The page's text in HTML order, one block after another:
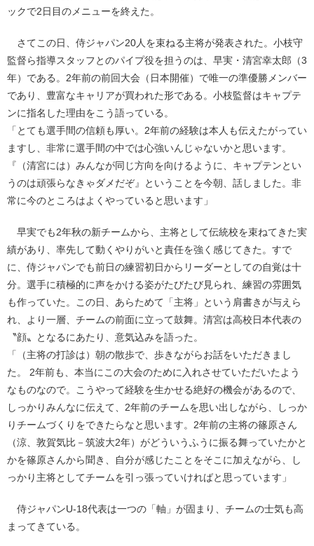
ックで2日目のメニューを終えた。
さてこの日、侍ジャパン20人を束ねる主将が発表された。小枝守
監督ら指導スタッフとのパイプ役を担うのは、早実・清宮幸太郎（3
年）である。2年前の前回大会（日本開催）で唯一の準優勝メンバー
であり、豊富なキャリアが買われた形である。小枝監督はキャプテ
ンに指名した理由をこう語っている。
「とても選手間の信頼も厚い。2年前の経験は本人も伝えたがってい
ますし、非常に選手間の中では心強いんじゃないかと思います。
『（清宮には）みんなが同じ方向を向けるように、キャプテンとい
うのは頑張らなきゃダメだぞ』ということを今朝、話しました。非
常に今のところはよくやっていると思います」
早実でも2年秋の新チームから、主将として伝統校を束ねてきた実
績があり、率先して動くやりがいと責任を強く感じてきた。すで
に、侍ジャパンでも前日の練習初日からリーダーとしての自覚は十
分。選手に積極的に声をかける姿がたびたび見られ、練習の雰囲気
も作っていた。この日、あらためて「主将」という肩書きが与えら
れ、より一層、チームの前面に立って鼓舞。清宮は高校日本代表の
〝顔〟となるにあたり、意気込みを語った。
「（主将の打診は）朝の散歩で、歩きながらお話をいただきまし
た。 2年前も、本当にこの大会のために入れさせていただいたよう
なものなので。こうやって経験を生かせる絶好の機会があるので、
しっかりみんなに伝えて、2年前のチームを思い出しながら、しっか
りチームづくりをできたらなと思います。2年前の主将の篠原さん
（涼、敦賀気比－筑波大2年）がどういうふうに振る舞っていたかと
かを篠原さんから聞き、自分が感じたことをそこに加えながら、し
っかり主将としてチームを引っ張っていければと思っています」
侍ジャパンU-18代表は一つの「軸」が固まり、チームの士気も高
まってきている。